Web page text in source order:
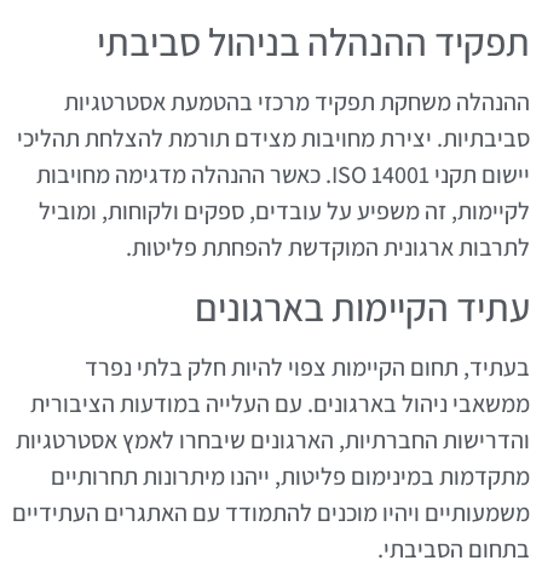
תפקיד ההנהלה בניהול סביבתי
ההנהלה משחקת תפקיד מרכזי בהטמעת אסטרטגיות
סביבתיות. יצירת מחויבות מצידם תורמת להצלחת תהליכי
יישום תקני ISO 14001. כאשר ההנהלה מדגימה מחויבות
לקיימות, זה משפיע על עובדים, ספקים ולקוחות, ומוביל
לתרבות ארגונית המוקדשת להפחתת פליטות.
עתיד הקיימות בארגונים
בעתיד, תחום הקיימות צפוי להיות חלק בלתי נפרד
ממשאבי ניהול בארגונים. עם העלייה במודעות הציבורית
והדרישות החברתיות, הארגונים שיבחרו לאמץ אסטרטגיות
מתקדמות במינימום פליטות, ייהנו מיתרונות תחרותיים
משמעותיים ויהיו מוכנים להתמודד עם האתגרים העתידיים
בתחום הסביבתי.